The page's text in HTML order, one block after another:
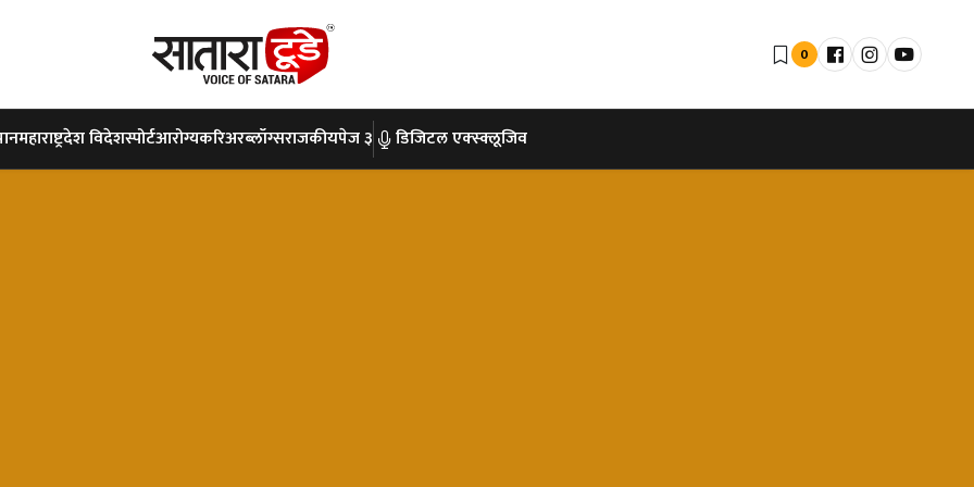
0
महाराष्ट्रदेश विदेशस्पोर्टआरोग्यकरिअरब्लॉग्सराजकीयपेज ३ डिजिटल एक्स्क्लूजिव